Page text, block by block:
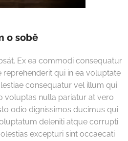
o sobě
Ex ea commodi consequatur
qui in ea voluptate
consequatur vel illum qui
voluptas nulla pariatur at vero
odio dignissimos ducimus qui
deleniti atque corrupti
excepturi sint occaecati